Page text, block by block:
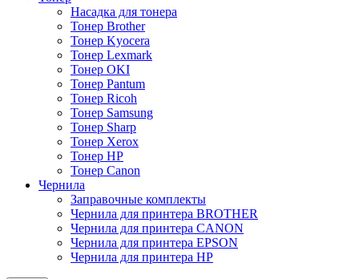
Насадка для тонера
Тонер Brother
Тонер Kyocera
Тонер Lexmark
Тонер OKI
Тонер Pantum
Тонер Ricoh
Тонер Samsung
Тонер Sharp
Тонер Xerox
Тонер НР
Тонер Саnon
Чернила
Заправочные комплекты
Чернила для принтера BROTHER
Чернила для принтера CANON
Чернила для принтера EPSON
Чернила для принтера HP